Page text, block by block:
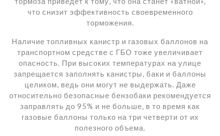
что снизит эффективность своевременного
торможения.
Наличие топливных канистр и газовых баллонов на
транспортном средстве с ГБО тоже увеличивает
опасность. При высоких температурах на улице
запрещается заполнять канистры, баки и баллоны
целиком, ведь они могут не выдержать. Даже
относительно безопасные бензобаки рекомендуется
заправлять до 95% и не больше, в то время как
газовые баллоны только на три четверти от их
полезного объема.